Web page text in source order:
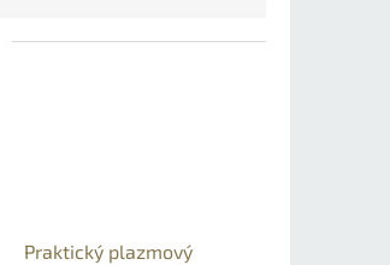
Praktický plazmový